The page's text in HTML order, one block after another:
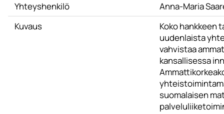
Yhteyshenkilö
Anna-Maria
Kuvaus
Koko hankkeen
uudenlaista
vahvistaa
kansallisessa
suomalaisen